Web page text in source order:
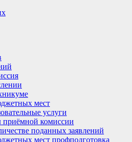
мест
услуги
приёмной комиссии
поданных заявлений
мест профподготовка